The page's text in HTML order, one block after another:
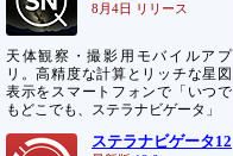
8月4日 リリース
天体観察・撮影用モバイルアプ
リ。高精度な計算とリッチな星図
表示をスマートフォンで「いつで
もどこでも、ステラナビゲータ」
ステラナビゲータ12